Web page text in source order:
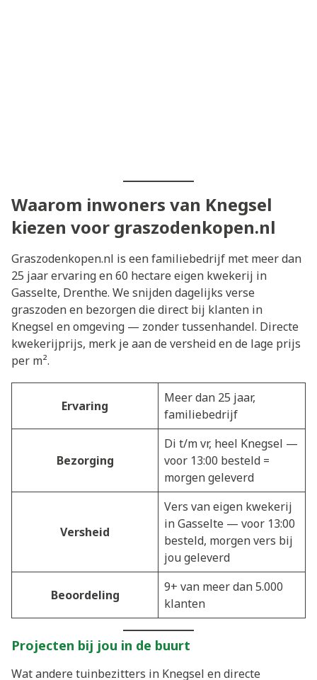
Waarom inwoners van Knegsel
kiezen voor graszodenkopen.nl
Graszodenkopen.nl is een familiebedrijf met meer dan
25 jaar ervaring en 60 hectare eigen kwekerij in
Gasselte, Drenthe. We snijden dagelijks verse
graszoden en bezorgen die direct bij klanten in
Knegsel en omgeving — zonder tussenhandel. Directe
kwekerijprijs, merk je aan de versheid en de lage prijs
per m².
Ervaring
Meer dan 25 jaar,
familiebedrijf
Bezorging
Di t/m vr, heel Knegsel —
voor 13:00 besteld =
morgen geleverd
Versheid
Vers van eigen kwekerij
in Gasselte — voor 13:00
besteld, morgen vers bij
jou geleverd
Beoordeling
9+ van meer dan 5.000
klanten
Projecten bij jou in de buurt
Wat andere tuinbezitters in Knegsel en directe